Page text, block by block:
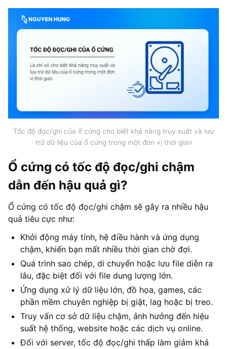
Tốc độ đọc/ghi của ổ cứng cho biết khả năng truy xuất và lưu
trữ dữ liệu của ổ cứng trong một đơn vị thời gian
Ổ cứng có tốc độ đọc/ghi chậm
dẫn đến hậu quả gì?
Ổ cứng có tốc độ đọc/ghi chậm sẽ gây ra nhiều hậu
quả tiêu cực như:
Khởi động máy tính, hệ điều hành và ứng dụng
chậm, khiến bạn mất nhiều thời gian chờ đợi.
Quá trình sao chép, di chuyển hoặc lưu file diễn ra
lâu, đặc biệt đối với file dung lượng lớn.
Ứng dụng xử lý dữ liệu lớn, đồ họa, games, các
phần mềm chuyên nghiệp bị giật, lag hoặc bị treo.
Truy vấn cơ sở dữ liệu chậm, ảnh hưởng đến hiệu
suất hệ thống, website hoặc các dịch vụ online.
Đối với server, tốc độ đọc/ghi thấp làm giảm khả